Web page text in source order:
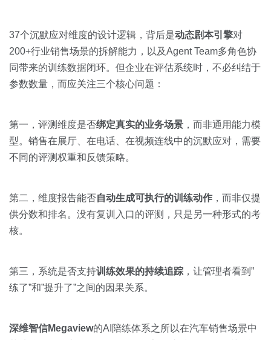
37个沉默应对维度的设计逻辑，背后是动态剧本引擎对
200+行业销售场景的拆解能力，以及Agent Team多角色协
同带来的训练数据闭环。但企业在评估系统时，不必纠结于
参数数量，而应关注三个核心问题：
第一，评测维度是否绑定真实的业务场景 ，而非通用能力模
型。销售在展厅、在电话、在视频连线中的沉默应对，需要
不同的评测权重和反馈策略。
第二，维度报告能否自动生成可执行的训练动作 ，而非仅提
供分数和排名。没有复训入口的评测，只是另一种形式的考
核。
第三，系统是否支持训练效果的持续追踪 ，让管理者看到”
练了”和”提升了”之间的因果关系。
深维智信Megaview的AI陪练体系之所以在汽车销售场景中